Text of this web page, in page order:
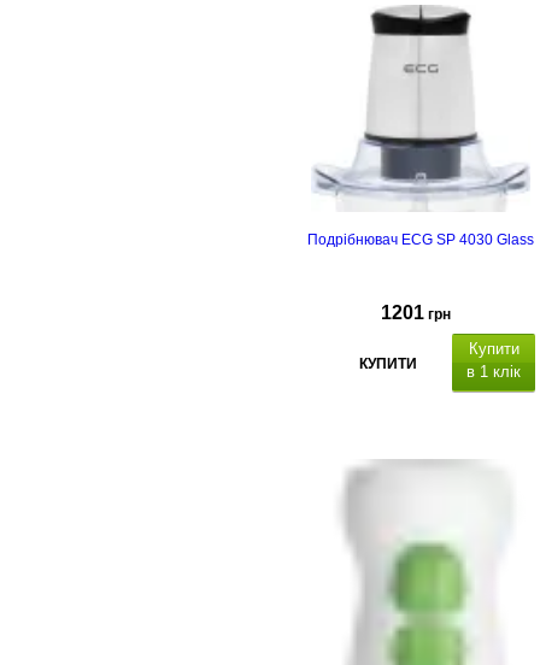
Подрібнювач ECG SP 4030 Glass
1201 грн
КУПИТИ
Купити
в 1 клік